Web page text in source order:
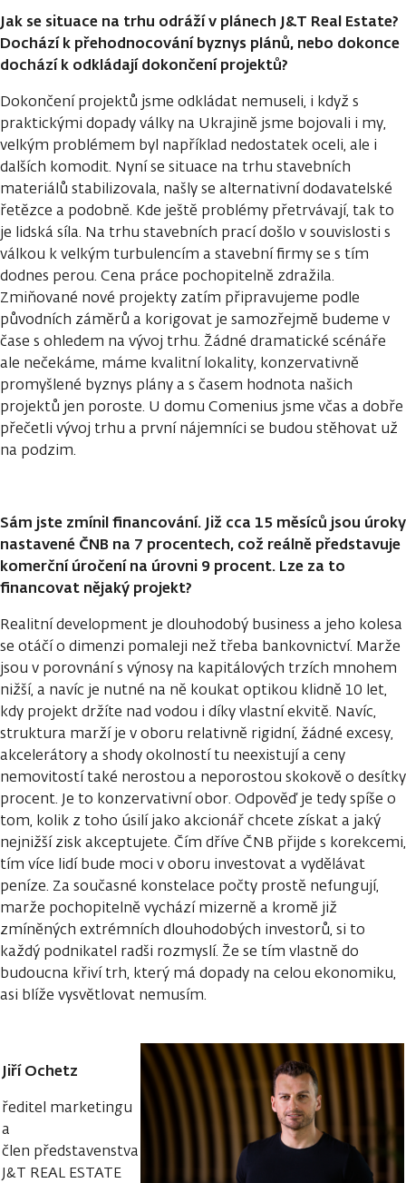
Jak se situace na trhu odráží v plánech J&T Real Estate?
Dochází k přehodnocování byznys plánů, nebo dokonce
dochází k odkládají dokončení projektů?
Dokončení projektů jsme odkládat nemuseli, i když s
praktickými dopady války na Ukrajině jsme bojovali i my,
velkým problémem byl například nedostatek oceli, ale i
dalších komodit. Nyní se situace na trhu stavebních
materiálů stabilizovala, našly se alternativní dodavatelské
řetězce a podobně. Kde ještě problémy přetrvávají, tak to
je lidská síla. Na trhu stavebních prací došlo v souvislosti s
válkou k velkým turbulencím a stavební firmy se s tím
dodnes perou. Cena práce pochopitelně zdražila.
Zmiňované nové projekty zatím připravujeme podle
původních záměrů a korigovat je samozřejmě budeme v
čase s ohledem na vývoj trhu. Žádné dramatické scénáře
ale nečekáme, máme kvalitní lokality, konzervativně
promyšlené byznys plány a s časem hodnota našich
projektů jen poroste. U domu Comenius jsme včas a dobře
přečetli vývoj trhu a první nájemníci se budou stěhovat už
na podzim.
Sám jste zmínil financování. Již cca 15 měsíců jsou úroky
nastavené ČNB na 7 procentech, což reálně představuje
komerční úročení na úrovni 9 procent. Lze za to
financovat nějaký projekt?
Realitní development je dlouhodobý business a jeho kolesa
se otáčí o dimenzi pomaleji než třeba bankovnictví. Marže
jsou v porovnání s výnosy na kapitálových trzích mnohem
nižší, a navíc je nutné na ně koukat optikou klidně 10 let,
kdy projekt držíte nad vodou i díky vlastní ekvitě. Navíc,
struktura marží je v oboru relativně rigidní, žádné excesy,
akcelerátory a shody okolností tu neexistují a ceny
nemovitostí také nerostou a neporostou skokově o desítky
procent. Je to konzervativní obor. Odpověď je tedy spíše o
tom, kolik z toho úsilí jako akcionář chcete získat a jaký
nejnižší zisk akceptujete. Čím dříve ČNB přijde s korekcemi,
tím více lidí bude moci v oboru investovat a vydělávat
peníze. Za současné konstelace počty prostě nefungují,
marže pochopitelně vychází mizerně a kromě již
zmíněných extrémních dlouhodobých investorů, si to
každý podnikatel radši rozmyslí. Že se tím vlastně do
budoucna křiví trh, který má dopady na celou ekonomiku,
asi blíže vysvětlovat nemusím.
Jiří Ochetz
ředitel marketingu
a
člen představenstva
J&T REAL ESTATE